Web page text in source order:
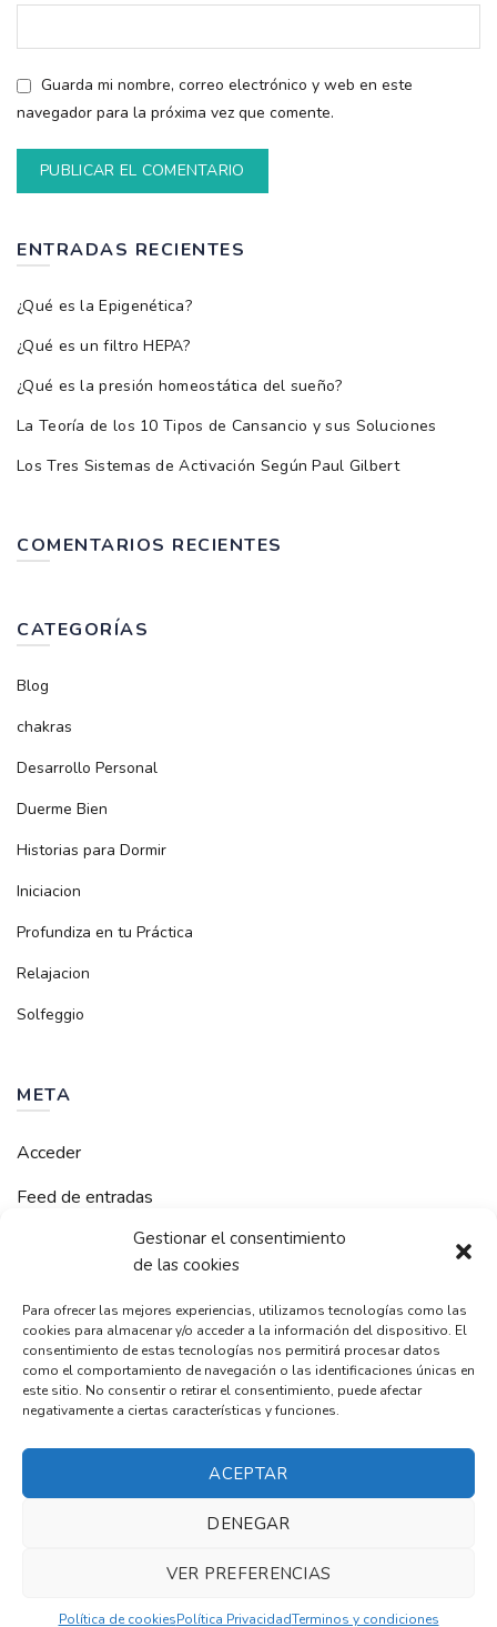
Gestionar el consentimiento
de las cookies
Para ofrecer las mejores experiencias, utilizamos tecnologías como las
cookies para almacenar y/o acceder a la información del dispositivo. El
consentimiento de estas tecnologías nos permitirá procesar datos
como el comportamiento de navegación o las identificaciones únicas en
este sitio. No consentir o retirar el consentimiento, puede afectar
negativamente a ciertas características y funciones.
ACEPTAR
DENEGAR
VER PREFERENCIAS
Política de cookiesPolítica PrivacidadTerminos y condiciones
Guarda mi nombre, correo electrónico y web en este
navegador para la próxima vez que comente.
ENTRADAS RECIENTES
¿Qué es la Epigenética?
¿Qué es un filtro HEPA?
¿Qué es la presión homeostática del sueño?
La Teoría de los 10 Tipos de Cansancio y sus Soluciones
Los Tres Sistemas de Activación Según Paul Gilbert
COMENTARIOS RECIENTES
CATEGORÍAS
Blog
chakras
Desarrollo Personal
Duerme Bien
Historias para Dormir
Iniciacion
Profundiza en tu Práctica
Relajacion
Solfeggio
META
Acceder
Feed de entradas
Feed de comentarios
RelaxMoment
© 2021 Todos los derechos reservados. Joredan Mompo S.L.
Síguenos
.
Política de privacidad
Términos y condiciones